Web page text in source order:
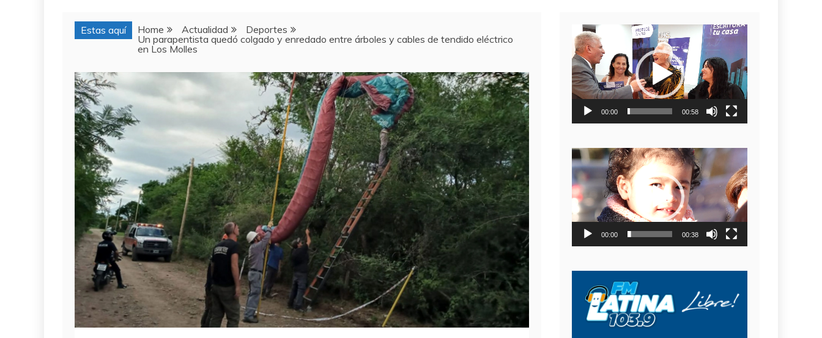
Estas aquí Home Actualidad
Deportes
Un parapentista quedó colgado y enredado entre árboles y cables de tendido eléctrico
en Los Molles
Reproductor
de
video
00:00 00:58
Reproductor
de
video
00:00 00:38